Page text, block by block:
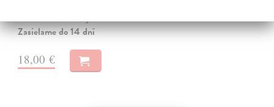
Zasielame do 14 dní
18,00 €